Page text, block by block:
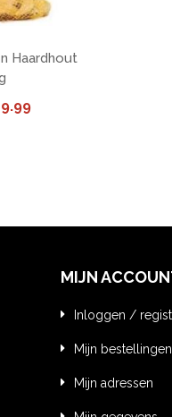
Haardhout
MIJN
Inloggen /
Mijn bestellingen
Mijn adressen